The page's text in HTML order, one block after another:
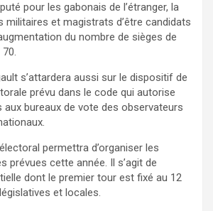
pour les gabonais de l’étranger, la
militaires et magistrats d’être candidats
du nombre de sièges de
s’attardera aussi sur le dispositif de
prévu dans le code qui autorise
aux bureaux de vote des observateurs
permettra d’organiser les
prévues cette année. Il s’agit de
dont le premier tour est fixé au 12
et locales.